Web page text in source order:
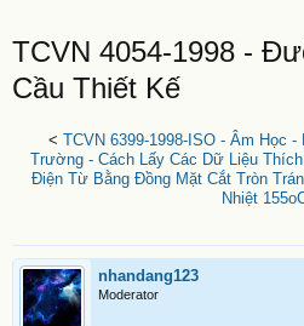
TCVN 4054-1998 -
Cầu Thiết Kế
< TCVN 6399-1998-ISO - Âm Học
Trường - Cách Lấy Các Dữ Liệu
Điện Từ Bằng Đồng Mặt Cắt Tròn
Nhiệt
nhandang123
Moderator